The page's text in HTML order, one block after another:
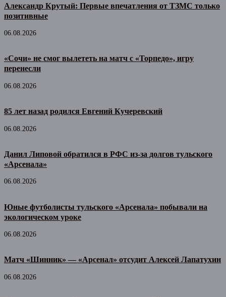
Александр Крутый: Первые впечатления от ТЗМС только
позитивные
06.08.2026
«Сочи» не смог вылететь на матч с «Торпедо», игру
перенесли
06.08.2026
85 лет назад родился Евгений Кучеревский
06.08.2026
Данил Липовой обратился в РФС из-за долгов тульского
«Арсенала»
06.08.2026
Юные футболисты тульского «Арсенала» побывали на
экологическом уроке
06.08.2026
Матч «Шинник» — «Арсенал» отсудит Алексей Лапатухин
06.08.2026